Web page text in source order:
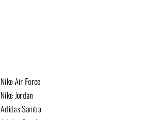
Nike Air Force
Nike Jordan
Adidas Samba